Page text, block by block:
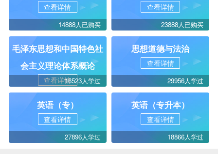
查看详情
14888人已购买
查看详情
23888人已购买
毛泽东思想和中国特色社
会主义理论体系概论
查看详情16523人学过
思想道德与法治
查看详情
29956人学过
英语（专）
查看详情
27896人学过
英语（专升本）
查看详情
18866人学过